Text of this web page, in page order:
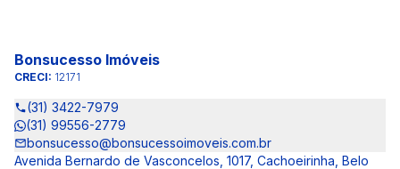
Bonsucesso Imóveis
CRECI: 12171
(31) 3422-7979
(31) 99556-2779
bonsucesso@bonsucessoimoveis.com.br
Avenida Bernardo de Vasconcelos, 1017, Cachoeirinha, Belo